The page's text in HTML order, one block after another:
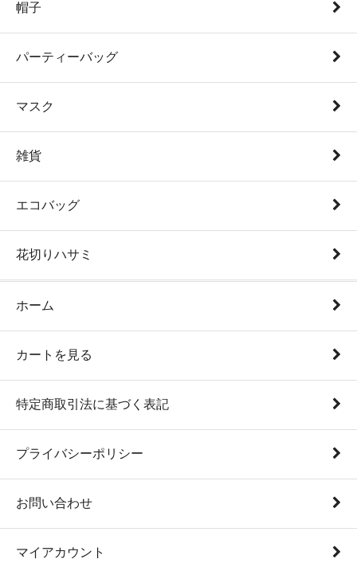
帽子
パーティーバッグ
マスク
雑貨
エコバッグ
花切りハサミ
ホーム
カートを見る
特定商取引法に基づく表記
プライバシーポリシー
お問い合わせ
マイアカウント